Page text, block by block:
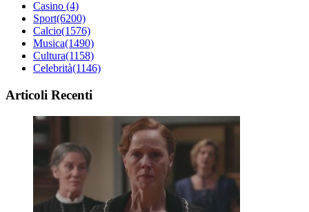
Casino (4)
Sport(6200)
Calcio(1576)
Musica(1490)
Cultura(1158)
Celebrità(1146)
Articoli Recenti